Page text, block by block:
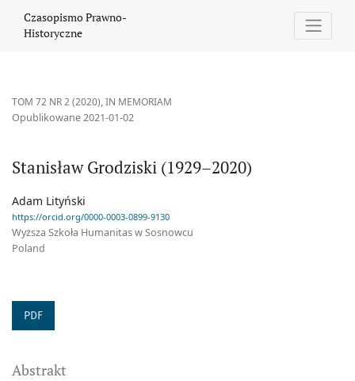
Czasopismo Prawno-
Historyczne
TOM 72 NR 2 (2020),IN MEMORIAM
Stanisław Grodziski (1929–2020)
Opublikowane 2021-01-02
Adam Lityński
https://orcid.org/0000-0003-0899-9130
Wyższa Szkoła Humanitas w Sosnowcu
Poland
PDF
Abstrakt